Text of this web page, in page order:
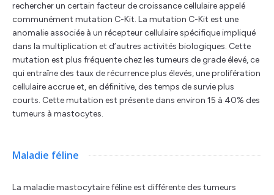
rechercher un certain facteur de croissance cellulaire appelé
communément mutation C-Kit. La mutation C-Kit est une
anomalie associée à un récepteur cellulaire spécifique impliqué
dans la multiplication et d’autres activités biologiques. Cette
mutation est plus fréquente chez les tumeurs de grade élevé, ce
qui entraîne des taux de récurrence plus élevés, une prolifération
cellulaire accrue et, en définitive, des temps de survie plus
courts. Cette mutation est présente dans environ 15 à 40% des
tumeurs à mastocytes.
Maladie féline
La maladie mastocytaire féline est différente des tumeurs